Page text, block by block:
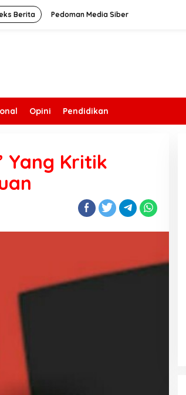
Berita Pedoman Media Siber
Opini Pendidikan
Yang Kritik